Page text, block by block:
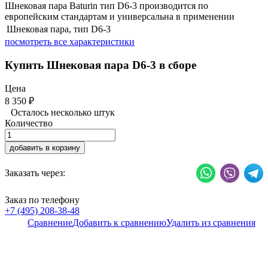
Шнековая пара Baturin тип D6-3 производится по
европейским стандартам и универсальна в применении
Шнековая пара, тип D6-3
посмотреть все характеристики
Купить Шнековая пара D6-3 в сборе
Цена
8 350 ₽
Осталось несколько штук
Количество
добавить в корзину
Заказать через:
Заказ по телефону
+7 (495) 208-38-48
СравнениеДобавить к сравнениюУдалить из сравнения